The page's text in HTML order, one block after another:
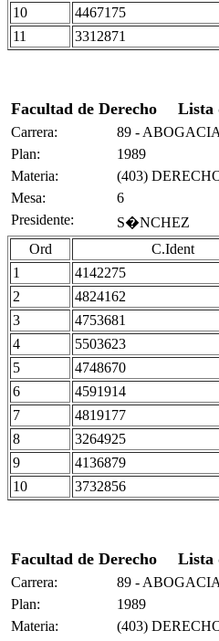
10 4467175
11 3312871
Facultad de Derecho Lista
Carrera:
89 -
Plan:
1989
Materia:
(403)
Mesa:
6
Presidente:
S�NCHEZ
Ord
C.Ident
1
4142275
2 4824162
3 4753681
4 5503623
5 4748670
6 4591914
7 4819177
8 3264925
9 4136879
10 3732856
Facultad de Derecho Lista
Carrera:
89 -
Plan:
1989
Materia:
(403)